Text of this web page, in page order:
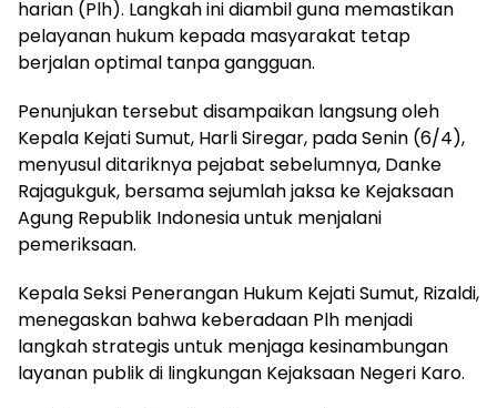
harian (Plh). Langkah ini diambil guna memastikan
pelayanan hukum kepada masyarakat tetap
berjalan optimal tanpa gangguan.
Penunjukan tersebut disampaikan langsung oleh
Kepala Kejati Sumut, Harli Siregar, pada Senin (6/4),
menyusul ditariknya pejabat sebelumnya, Danke
Rajagukguk, bersama sejumlah jaksa ke Kejaksaan
Agung Republik Indonesia untuk menjalani
pemeriksaan.
Kepala Seksi Penerangan Hukum Kejati Sumut, Rizaldi,
menegaskan bahwa keberadaan Plh menjadi
langkah strategis untuk menjaga kesinambungan
layanan publik di lingkungan Kejaksaan Negeri Karo.